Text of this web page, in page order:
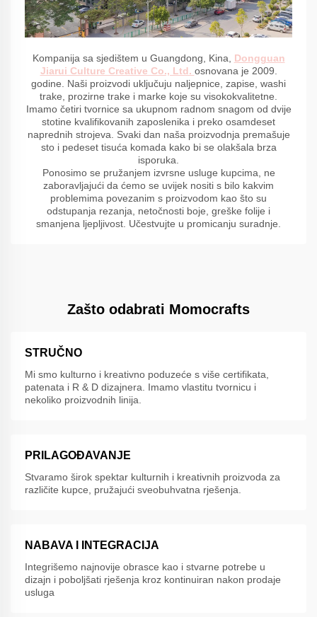
Kompanija sa sjedištem u Guangdong, Kina, Dongguan
Jiarui Culture Creative Co., Ltd. osnovana je 2009.
godine. Naši proizvodi uključuju naljepnice, zapise, washi
trake, prozirne trake i marke koje su visokokvalitetne.
Imamo četiri tvornice sa ukupnom radnom snagom od dvije
stotine kvalifikovanih zaposlenika i preko osamdeset
naprednih strojeva. Svaki dan naša proizvodnja premašuje
sto i pedeset tisuća komada kako bi se olakšala brza
isporuka.
Ponosimo se pružanjem izvrsne usluge kupcima, ne
zaboravljajući da ćemo se uvijek nositi s bilo kakvim
problemima povezanim s proizvodom kao što su
odstupanja rezanja, netočnosti boje, greške folije i
smanjena ljepljivost. Učestvujte u promicanju suradnje.
Zašto odabrati Momocrafts
STRUČNO
Mi smo kulturno i kreativno poduzeće s više certifikata,
patenata i R & D dizajnera. Imamo vlastitu tvornicu i
nekoliko proizvodnih linija.
PRILAGOĐAVANJE
Stvaramo širok spektar kulturnih i kreativnih proizvoda za
različite kupce, pružajući sveobuhvatna rješenja.
NABAVA I INTEGRACIJA
Integrišemo najnovije obrasce kao i stvarne potrebe u
dizajn i poboljšati rješenja kroz kontinuiran nakon prodaje
usluga